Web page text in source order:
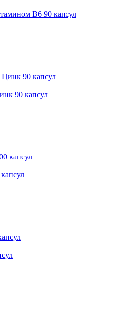
B6 90 капсул
90 капсул